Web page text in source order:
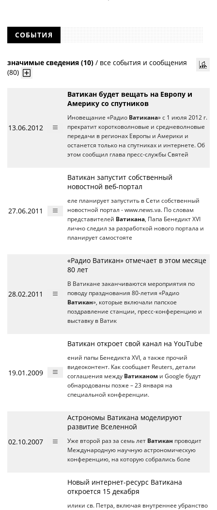
СОБЫТИЯ
значимые сведения (10) / все события и сообщения
(80)
13.06.2012
Ватикан будет вещать на Европу и
Америку со спутников
Иновещание «Радио Ватикана» с 1 июля 2012 г.
прекратит коротковолновые и средневолновые
передачи в регионах Европы и Америки и
останется только на спутниках и интернете. Об
этом сообщил глава пресс-службы Святей
27.06.2011
Ватикан запустит собственный
новостной веб-портал
еле планирует запустить в Сети собственный
новостной портал - www.news.va. По словам
представителей Ватикана, Папа Бенедикт XVI
лично следил за разработкой нового портала и
планирует самостояте
28.02.2011
«Радио Ватикан» отмечает в этом месяце
80 лет
В Ватикане заканчиваются мероприятия по
поводу празднования 80-летия «Радио
Ватикан», которые включали папское
поздравление станции, пресс-конференцию и
выставку в Ватик
19.01.2009
Ватикан откроет свой канал на YouTube
ений папы Бенедикта XVI, а также прочий
видеоконтент. Как сообщает Reuters, детали
соглашения между Ватиканом и Google будут
обнародованы позже – 23 января на
специальной конференции.
02.10.2007
Астрономы Ватикана моделируют
развитие Вселенной
Уже второй раз за семь лет Ватикан проводит
Международную научную астрономическую
конференцию, на которую собрались боле
Новый интернет-ресурс Ватикана
откроется 15 декабря
илики св. Петра, включая внутреннее убранство